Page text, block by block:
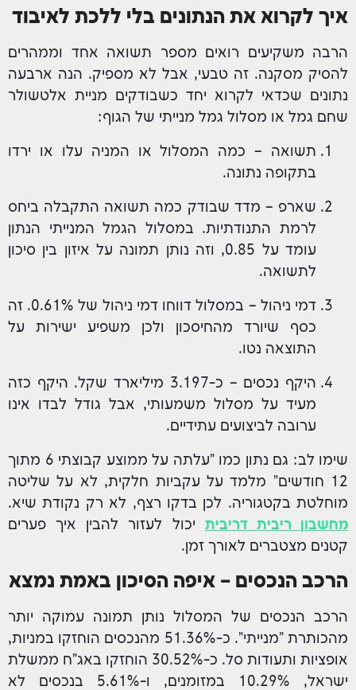
איך לקרוא את הנתונים בלי ללכת לאיבוד
הרבה משקיעים רואים מספר תשואה אחד וממהרים
להסיק מסקנה. זה טבעי, אבל לא מספיק. הנה ארבעה
נתונים שכדאי לקרוא יחד כשבודקים מניית אלטשולר
שחם גמל או מסלול גמל מנייתי של הגוף:
תשואה – כמה המסלול או המניה עלו או ירדו
בתקופה נתונה.
שארפ – מדד שבודק כמה תשואה התקבלה ביחס
לרמת התנודתיות. במסלול הגמל המנייתי הנתון
עומד על 0.85, וזה נותן תמונה על איזון בין סיכון
לתשואה.
דמי ניהול – במסלול דווחו דמי ניהול של 0.61%. זה
כסף שיורד מהחיסכון ולכן משפיע ישירות על
התוצאה נטו.
היקף נכסים – כ-3.197 מיליארד שקל. היקף כזה
מעיד על מסלול משמעותי, אבל גודל לבדו אינו
ערובה לביצועים עתידיים.
שימו לב: גם נתון כמו "עלתה על ממוצע קבוצתי 6 מתוך
12 חודשים" מלמד על עקביות חלקית, לא על שליטה
מוחלטת בקטגוריה. לכן בדקו רצף, לא רק נקודת שיא.
מחשבון ריבית דריבית יכול לעזור להבין איך פערים
קטנים מצטברים לאורך זמן.
הרכב הנכסים – איפה הסיכון באמת נמצא
הרכב הנכסים של המסלול נותן תמונה עמוקה יותר
מהכותרת "מנייתי". כ-51.36% מהנכסים הוחזקו במניות,
אופציות ותעודות סל. כ-30.52% הוחזקו באג"ח ממשלת
ישראל, 10.29% במזומנים, ו-5.61% בנכסים לא